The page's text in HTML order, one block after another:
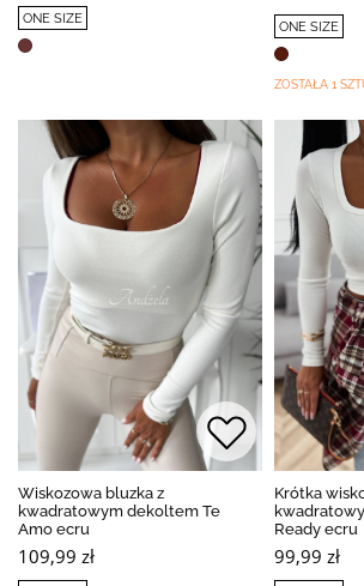
ONE SIZE
ONE SIZE
ZOSTAŁA 1
Wiskozowa bluzka z
kwadratowym dekoltem Te
Amo ecru
109,99 zł
Krótka
Ready ecru
99,99 zł